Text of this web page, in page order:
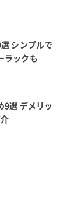
シンプルで
ラックも
9選 デメリッ